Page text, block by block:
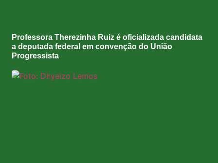
Professora Therezinha Ruiz é oficializada candidata
a deputada federal em convenção do União
Progressista